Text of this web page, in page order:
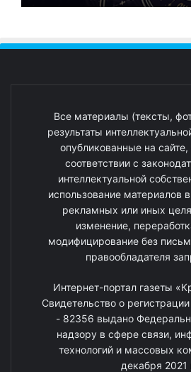
Все материалы (тексты,
результаты
опубликованные на
соответствии с
интеллектуальной
использование материалов
рекламных или иных
изменение,
модифицирование без
правообладателя
Интернет-портал газеты
Свидетельство о
- 82356 выдано
надзору в сфере связи,
технологий и массовых
декабря 2021